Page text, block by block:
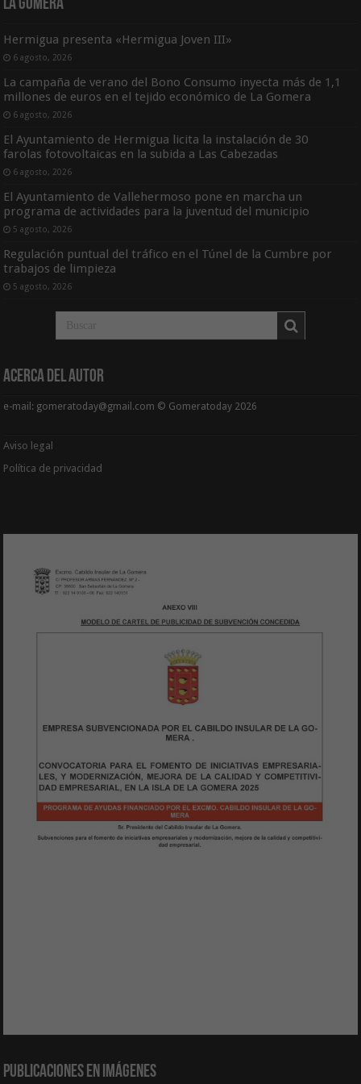
La Gomera
Hermigua presenta «Hermigua Joven III»
6 agosto, 2026
La campaña de verano del Bono Consumo inyecta más de 1,1
millones de euros en el tejido económico de La Gomera
6 agosto, 2026
El Ayuntamiento de Hermigua licita la instalación de 30
farolas fotovoltaicas en la subida a Las Cabezadas
6 agosto, 2026
El Ayuntamiento de Vallehermoso pone en marcha un
programa de actividades para la juventud del municipio
5 agosto, 2026
Regulación puntual del tráfico en el Túnel de la Cumbre por
trabajos de limpieza
5 agosto, 2026
Acerca del Autor
e-mail: gomeratoday@gmail.com © Gomeratoday 2026
Aviso legal
Política de privacidad
Publicaciones en Imágenes